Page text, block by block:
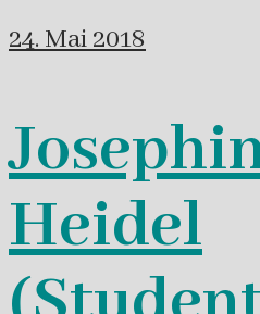
24. Mai 2018
Heidel